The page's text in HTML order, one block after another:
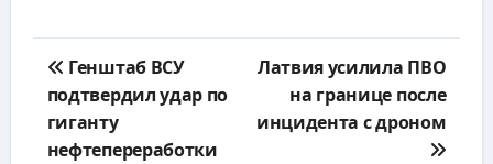
по
записям
Генштаб ВСУ
подтвердил удар по
гиганту
нефтепереработки
Латвия усилила ПВО
на границе после
инцидента с дроном